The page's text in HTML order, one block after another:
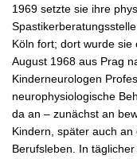
1969 setzte sie ihre
Köln fort; dort wurde
August 1968 aus Prag
Kinderneurologen
neurophysiologische
da an – zunächst an
Kindern, später auch
Berufsleben. In